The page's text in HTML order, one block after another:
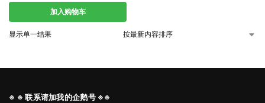
加入购物车
显示单一结果
※ ※ 联系请加我的企鹅号 ※※